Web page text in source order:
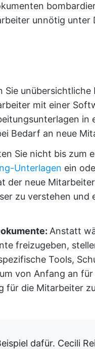
unnötig unter
Sie
mit einer
Bedarf an neue
Sie nicht bis zum
Unterlagen ein
der neue
zu verstehen und
Anstatt
freizugeben,
Tools,
von Anfang an
für die Mitarbeiter
dafür. Cecili